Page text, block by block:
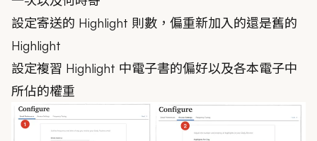
設定寄送的 Highlight 則數，偏重新加入的還是舊的
Highlight
設定複習 Highlight 中電子書的偏好以及各本電子中
所佔的權重